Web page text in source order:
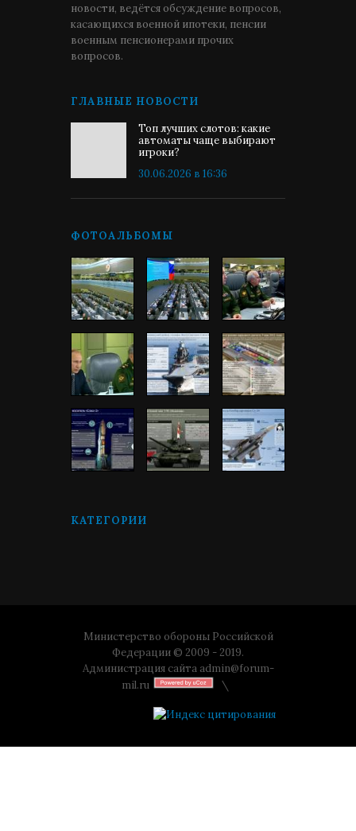
новости, ведётся обсуждение вопросов,
касающихся военной ипотеки, пенсии
военным пенсионерами прочих
вопросов.
ГЛАВНЫЕ НОВОСТИ
Топ лучших слотов: какие
автоматы чаще выбирают
игроки?
30.06.2026 в 16:36
ФОТОАЛЬБОМЫ
КАТЕГОРИИ
Министерство обороны Российской
Федерации © 2009 - 2019.
Администрация сайта admin@forum-
mil.ru